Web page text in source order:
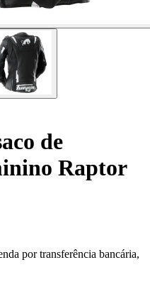
de
Raptor
por transferência bancária,